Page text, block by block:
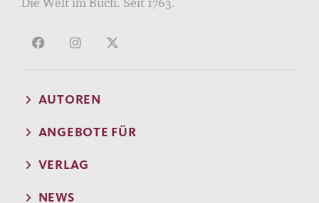
AUTOREN
ANGEBOTE FÜR
VERLAG
NEWS